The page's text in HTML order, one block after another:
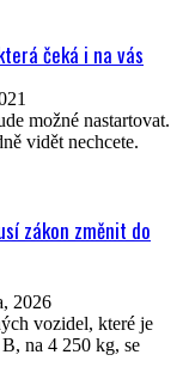
čeká i na vás
možné nastartovat.
vidět nechcete.
zákon změnit do
2026
vozidel, které je
na 4 250 kg, se